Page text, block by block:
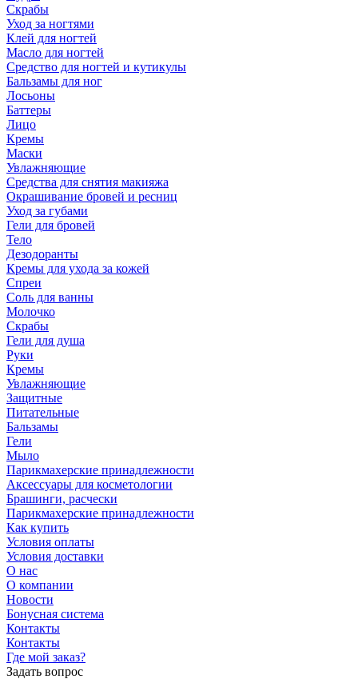
Скрабы
Уход за ногтями
Клей для ногтей
Масло для ногтей
Средство для ногтей и кутикулы
Бальзамы для ног
Лосьоны
Баттеры
Лицо
Кремы
Маски
Увлажняющие
Средства для снятия макияжа
Окрашивание бровей и ресниц
Уход за губами
Гели для бровей
Тело
Дезодоранты
Кремы для ухода за кожей
Спреи
Соль для ванны
Молочко
Скрабы
Гели для душа
Руки
Кремы
Увлажняющие
Защитные
Питательные
Бальзамы
Гели
Мыло
Парикмахерские принадлежности
Аксессуары для косметологии
Брашинги, расчески
Парикмахерские принадлежности
Как купить
Условия оплаты
Условия доставки
О нас
О компании
Новости
Бонусная система
Контакты
Контакты
Где мой заказ?
Задать вопрос